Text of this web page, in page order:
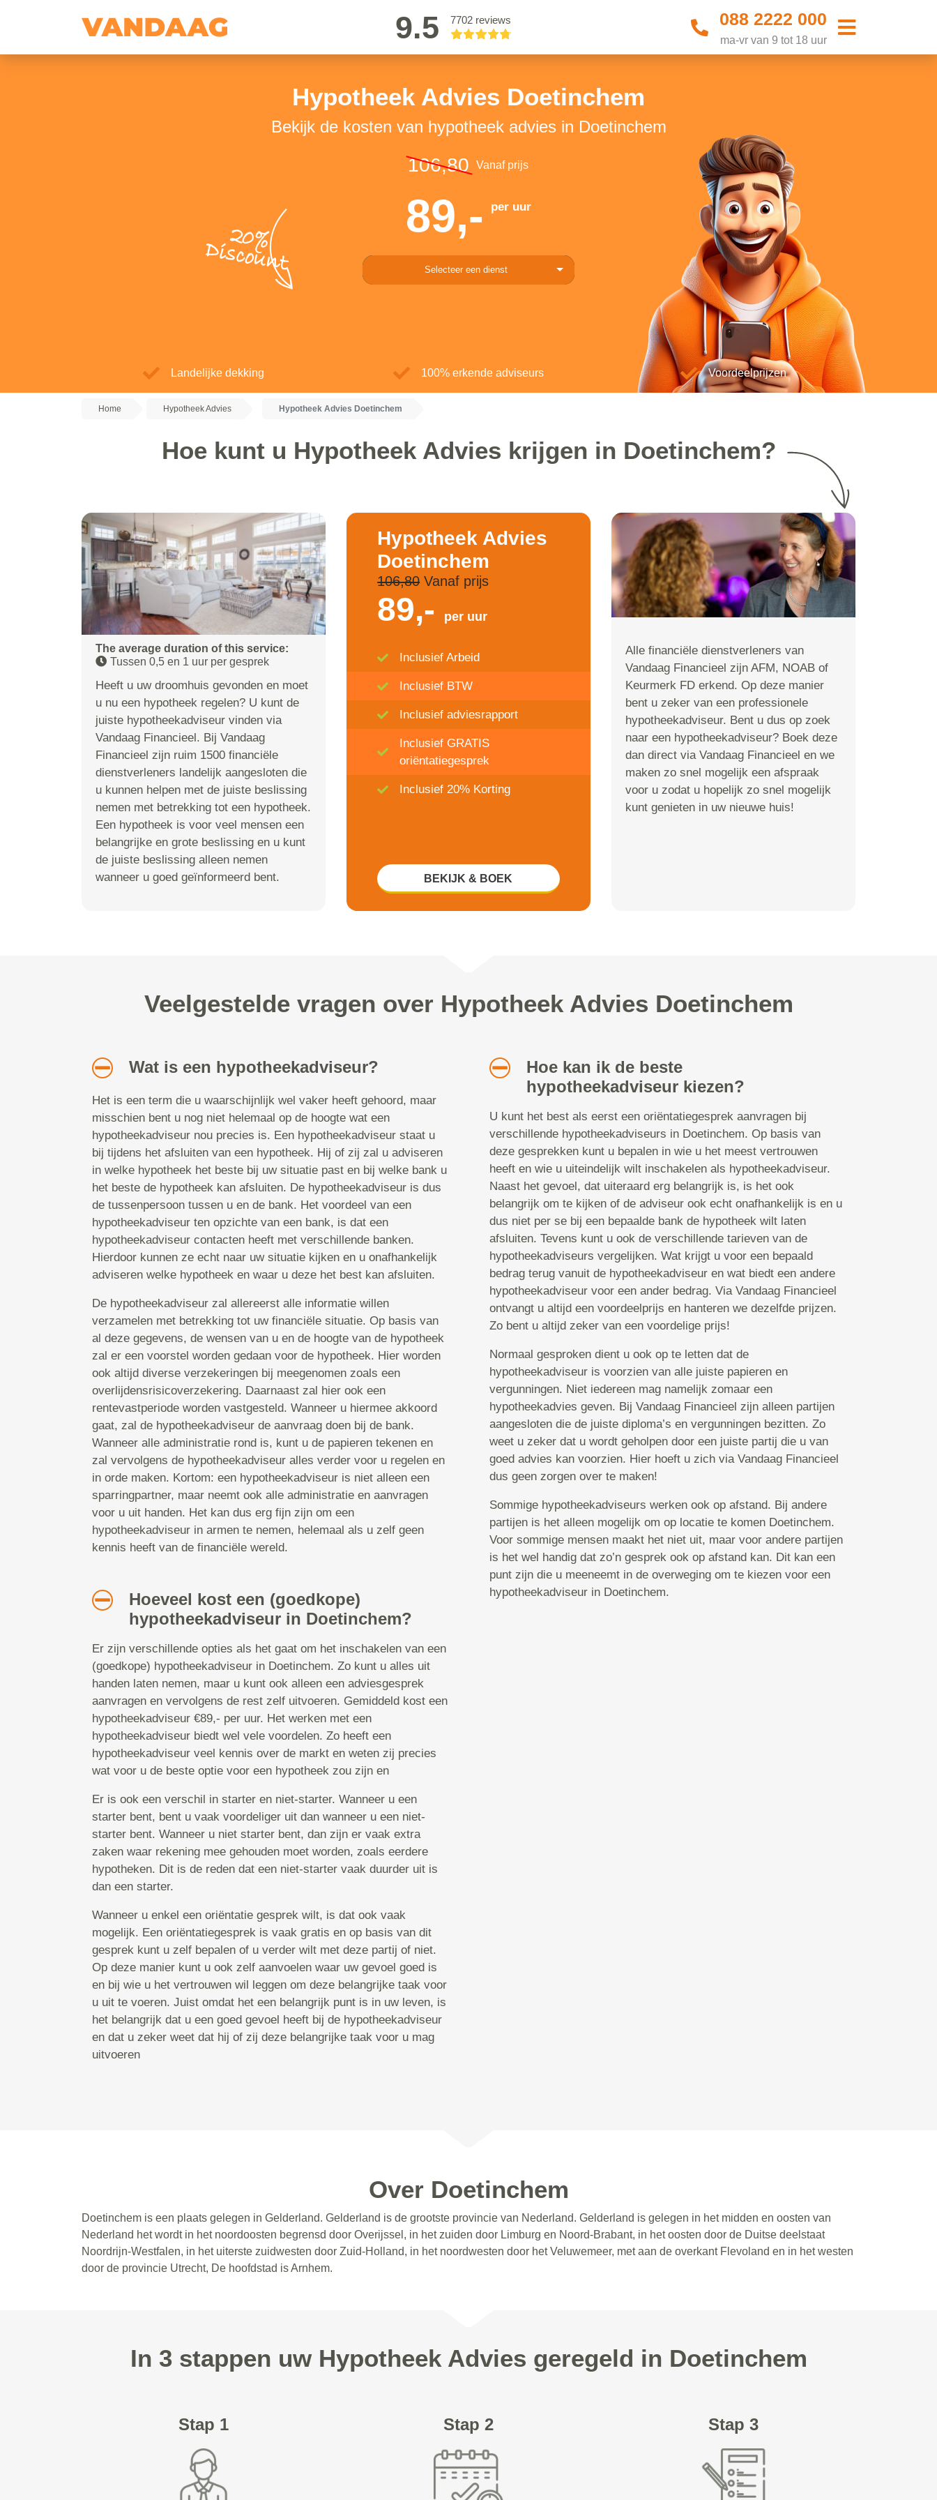
9.5 7702 reviews 088 2222 000
ma-vr van 9 tot 18 uur
Hypotheek Advies Doetinchem
Bekijk de kosten van hypotheek advies in Doetinchem
20%
Discount
106,80 Vanaf prijs
89,- per uur
Selecteer een dienst
Landelijke dekking 100% erkende adviseurs Voordeelprijzen
Home Hypotheek Advies Hypotheek Advies Doetinchem
Hoe kunt u Hypotheek Advies krijgen in Doetinchem?
The average duration of this service:
Tussen 0,5 en 1 uur per gesprek
Heeft u uw droomhuis gevonden en moet
u nu een hypotheek regelen? U kunt de
juiste hypotheekadviseur vinden via
Vandaag Financieel. Bij Vandaag
Financieel zijn ruim 1500 financiële
dienstverleners landelijk aangesloten die
u kunnen helpen met de juiste beslissing
nemen met betrekking tot een hypotheek.
Een hypotheek is voor veel mensen een
belangrijke en grote beslissing en u kunt
de juiste beslissing alleen nemen
wanneer u goed geïnformeerd bent.
Hypotheek Advies
Doetinchem
106,80Vanaf prijs
89,- per uur
Inclusief Arbeid
Inclusief BTW
Inclusief adviesrapport
Inclusief GRATIS
oriëntatiegesprek
Inclusief 20% Korting
BEKIJK & BOEK
Alle financiële dienstverleners van
Vandaag Financieel zijn AFM, NOAB of
Keurmerk FD erkend. Op deze manier
bent u zeker van een professionele
hypotheekadviseur. Bent u dus op zoek
naar een hypotheekadviseur? Boek deze
dan direct via Vandaag Financieel en we
maken zo snel mogelijk een afspraak
voor u zodat u hopelijk zo snel mogelijk
kunt genieten in uw nieuwe huis!
Veelgestelde vragen over Hypotheek Advies Doetinchem
Wat is een hypotheekadviseur?
Het is een term die u waarschijnlijk wel vaker heeft gehoord, maar
misschien bent u nog niet helemaal op de hoogte wat een
hypotheekadviseur nou precies is. Een hypotheekadviseur staat u
bij tijdens het afsluiten van een hypotheek. Hij of zij zal u adviseren
in welke hypotheek het beste bij uw situatie past en bij welke bank u
het beste de hypotheek kan afsluiten. De hypotheekadviseur is dus
de tussenpersoon tussen u en de bank. Het voordeel van een
hypotheekadviseur ten opzichte van een bank, is dat een
hypotheekadviseur contacten heeft met verschillende banken.
Hierdoor kunnen ze echt naar uw situatie kijken en u onafhankelijk
adviseren welke hypotheek en waar u deze het best kan afsluiten.
De hypotheekadviseur zal allereerst alle informatie willen
verzamelen met betrekking tot uw financiële situatie. Op basis van
al deze gegevens, de wensen van u en de hoogte van de hypotheek
zal er een voorstel worden gedaan voor de hypotheek. Hier worden
ook altijd diverse verzekeringen bij meegenomen zoals een
overlijdensrisicoverzekering. Daarnaast zal hier ook een
rentevastperiode worden vastgesteld. Wanneer u hiermee akkoord
gaat, zal de hypotheekadviseur de aanvraag doen bij de bank.
Wanneer alle administratie rond is, kunt u de papieren tekenen en
zal vervolgens de hypotheekadviseur alles verder voor u regelen en
in orde maken. Kortom: een hypotheekadviseur is niet alleen een
sparringpartner, maar neemt ook alle administratie en aanvragen
voor u uit handen. Het kan dus erg fijn zijn om een
hypotheekadviseur in armen te nemen, helemaal als u zelf geen
kennis heeft van de financiële wereld.
Hoeveel kost een (goedkope)
hypotheekadviseur in Doetinchem?
Er zijn verschillende opties als het gaat om het inschakelen van een
(goedkope) hypotheekadviseur in Doetinchem. Zo kunt u alles uit
handen laten nemen, maar u kunt ook alleen een adviesgesprek
aanvragen en vervolgens de rest zelf uitvoeren. Gemiddeld kost een
hypotheekadviseur €89,- per uur. Het werken met een
hypotheekadviseur biedt wel vele voordelen. Zo heeft een
hypotheekadviseur veel kennis over de markt en weten zij precies
wat voor u de beste optie voor een hypotheek zou zijn en
Er is ook een verschil in starter en niet-starter. Wanneer u een
starter bent, bent u vaak voordeliger uit dan wanneer u een niet-
starter bent. Wanneer u niet starter bent, dan zijn er vaak extra
zaken waar rekening mee gehouden moet worden, zoals eerdere
hypotheken. Dit is de reden dat een niet-starter vaak duurder uit is
dan een starter.
Wanneer u enkel een oriëntatie gesprek wilt, is dat ook vaak
mogelijk. Een oriëntatiegesprek is vaak gratis en op basis van dit
gesprek kunt u zelf bepalen of u verder wilt met deze partij of niet.
Op deze manier kunt u ook zelf aanvoelen waar uw gevoel goed is
en bij wie u het vertrouwen wil leggen om deze belangrijke taak voor
u uit te voeren. Juist omdat het een belangrijk punt is in uw leven, is
het belangrijk dat u een goed gevoel heeft bij de hypotheekadviseur
en dat u zeker weet dat hij of zij deze belangrijke taak voor u mag
uitvoeren
Hoe kan ik de beste
hypotheekadviseur kiezen?
U kunt het best als eerst een oriëntatiegesprek aanvragen bij
verschillende hypotheekadviseurs in Doetinchem. Op basis van
deze gesprekken kunt u bepalen in wie u het meest vertrouwen
heeft en wie u uiteindelijk wilt inschakelen als hypotheekadviseur.
Naast het gevoel, dat uiteraard erg belangrijk is, is het ook
belangrijk om te kijken of de adviseur ook echt onafhankelijk is en u
dus niet per se bij een bepaalde bank de hypotheek wilt laten
afsluiten. Tevens kunt u ook de verschillende tarieven van de
hypotheekadviseurs vergelijken. Wat krijgt u voor een bepaald
bedrag terug vanuit de hypotheekadviseur en wat biedt een andere
hypotheekadviseur voor een ander bedrag. Via Vandaag Financieel
ontvangt u altijd een voordeelprijs en hanteren we dezelfde prijzen.
Zo bent u altijd zeker van een voordelige prijs!
Normaal gesproken dient u ook op te letten dat de
hypotheekadviseur is voorzien van alle juiste papieren en
vergunningen. Niet iedereen mag namelijk zomaar een
hypotheekadvies geven. Bij Vandaag Financieel zijn alleen partijen
aangesloten die de juiste diploma’s en vergunningen bezitten. Zo
weet u zeker dat u wordt geholpen door een juiste partij die u van
goed advies kan voorzien. Hier hoeft u zich via Vandaag Financieel
dus geen zorgen over te maken!
Sommige hypotheekadviseurs werken ook op afstand. Bij andere
partijen is het alleen mogelijk om op locatie te komen Doetinchem.
Voor sommige mensen maakt het niet uit, maar voor andere partijen
is het wel handig dat zo’n gesprek ook op afstand kan. Dit kan een
punt zijn die u meeneemt in de overweging om te kiezen voor een
hypotheekadviseur in Doetinchem.
Over Doetinchem
Doetinchem is een plaats gelegen in Gelderland. Gelderland is de grootste provincie van Nederland. Gelderland is gelegen in het midden en oosten van
Nederland het wordt in het noordoosten begrensd door Overijssel, in het zuiden door Limburg en Noord-Brabant, in het oosten door de Duitse deelstaat
Noordrijn-Westfalen, in het uiterste zuidwesten door Zuid-Holland, in het noordwesten door het Veluwemeer, met aan de overkant Flevoland en in het westen
door de provincie Utrecht, De hoofdstad is Arnhem.
In 3 stappen uw Hypotheek Advies geregeld in Doetinchem
Stap 1 Stap 2 Stap 3